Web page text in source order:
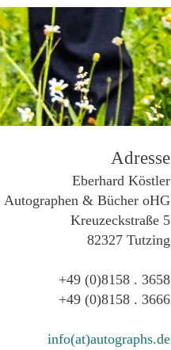
Adresse
Eberhard Köstler
Autographen & Bücher oHG
Kreuzeckstraße 5
82327 Tutzing
+49 (0)8158 . 3658
+49 (0)8158 . 3666
info(at)autographs.de